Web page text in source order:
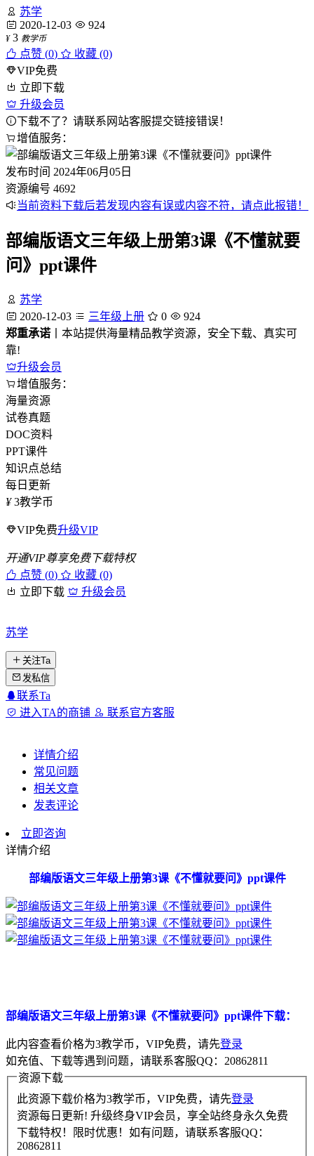
苏学
2020-12-03
924
¥ 3 教学币
点赞 (0)
收藏 (0)
VIP免费
立即下载
升级会员
下载不了？请联系网站客服提交链接错误！
增值服务：
发布时间 2024年06月05日
资源编号 4692
当前资料下载后若发现内容有误或内容不符，请点此报错！
部编版语文三年级上册第3课《不懂就要
问》ppt课件
苏学
2020-12-03
三年级上册 0
924
郑重承诺 丨本站提供海量精品教学资源，安全下载、真实可
靠!
升级会员
增值服务：
海量资源
试卷真题
DOC资料
PPT课件
知识点总结
每日更新
¥ 3教学币
VIP免费升级VIP
开通VIP尊享免费下载特权
点赞 (0)
收藏 (0)
立即下载
升级会员
苏学
关注Ta
发私信
联系Ta
进入TA的商铺
联系官方客服
详情介绍
常见问题
相关文章
发表评论
立即咨询
详情介绍
部编版语文三年级上册第3课《不懂就要问》ppt课件
部编版语文三年级上册第3课《不懂就要问》ppt课件下载：
此内容查看价格为3教学币，VIP免费，请先登录
如充值、下载等遇到问题，请联系客服QQ：20862811
资源下载
此资源下载价格为3教学币，VIP免费，请先登录
资源每日更新! 升级终身VIP会员，享全站终身永久免费
下载特权！限时优惠！如有问题，请联系客服QQ：
20862811